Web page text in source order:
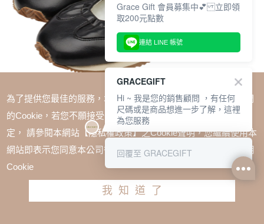
珍珠小花條帶魔鬼氈芭蕾舞瑪莉珍鞋 黑
為了提供您最佳的服務，本網站會在您的電腦中放置並取用我們
的Cookie，若您不願接受Cookie時應如何變更電腦的Cookie設
定， 請參閱本網站【隱私權政策】之Cookie聲明，您繼續使用本
網站即表示您同意本公司得按本網站使用條款之Cookie聲明使用
Cookie
我知道了
Grace Gift 會員募集中💕 立即領
取200元點數
連結 LINE 帳號
GRACEGIFT
Hi ~ 我是您的銷售顧問 ，有任何
尺碼或是商品想進一步了解，這裡
為您服務
回覆至 GRACEGIFT